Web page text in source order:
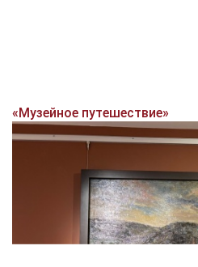
«Музейное путешествие»